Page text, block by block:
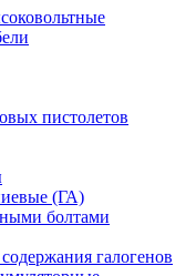
пистолетов
(ГА)
болтами
галогенов